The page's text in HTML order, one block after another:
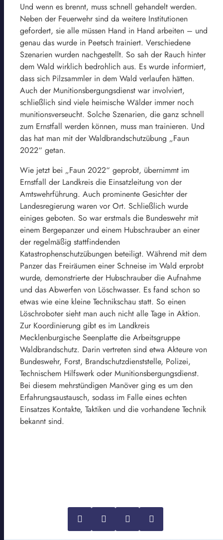
Und wenn es brennt, muss schnell gehandelt werden.
Neben der Feuerwehr sind da weitere Institutionen
gefordert, sie alle müssen Hand in Hand arbeiten – und
genau das wurde in Peetsch trainiert. Verschiedene
Szenarien wurden nachgestellt. So sah der Rauch hinter
dem Wald wirklich bedrohlich aus. Es wurde informiert,
dass sich Pilzsammler in dem Wald verlaufen hätten.
Auch der Munitionsbergungsdienst war involviert,
schließlich sind viele heimische Wälder immer noch
munitionsverseucht. Solche Szenarien, die ganz schnell
zum Ernstfall werden können, muss man trainieren. Und
das hat man mit der Waldbrandschutzübung „Faun
2022“ getan.
Wie jetzt bei „Faun 2022“ geprobt, übernimmt im
Ernstfall der Landkreis die Einsatzleitung von der
Amtswehrführung. Auch prominente Gesichter der
Landesregierung waren vor Ort. Schließlich wurde
einiges geboten. So war erstmals die Bundeswehr mit
einem Bergepanzer und einem Hubschrauber an einer
der regelmäßig stattfindenden
Katastrophenschutzübungen beteiligt. Während mit dem
Panzer das Freiräumen einer Schneise im Wald erprobt
wurde, demonstrierte der Hubschrauber die Aufnahme
und das Abwerfen von Löschwasser. Es fand schon so
etwas wie eine kleine Technikschau statt. So einen
Löschroboter sieht man auch nicht alle Tage in Aktion.
Zur Koordinierung gibt es im Landkreis
Mecklenburgische Seenplatte die Arbeitsgruppe
Waldbrandschutz. Darin vertreten sind etwa Akteure von
Bundeswehr, Forst, Brandschutzdienststelle, Polizei,
Technischem Hilfswerk oder Munitionsbergungsdienst.
Bei diesem mehrstündigen Manöver ging es um den
Erfahrungsaustausch, sodass im Falle eines echten
Einsatzes Kontakte, Taktiken und die vorhandene Technik
bekannt sind.